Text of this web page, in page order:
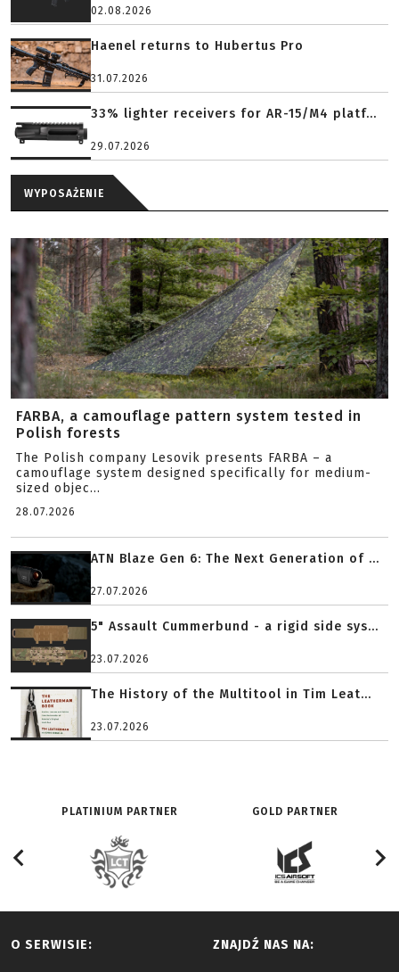
02.08.2026
Haenel returns to Hubertus Pro
31.07.2026
33% lighter receivers for AR-15/M4 platf...
29.07.2026
WYPOSAŻENIE
FARBA, a camouflage pattern system tested in
Polish forests
The Polish company Lesovik presents FARBA – a
camouflage system designed specifically for medium-
sized objec...
28.07.2026
ATN Blaze Gen 6: The Next Generation of ...
27.07.2026
5" Assault Cummerbund - a rigid side sys...
23.07.2026
The History of the Multitool in Tim Leat...
23.07.2026
PLATINIUM PARTNER GOLD PARTNER
O SERWISIE: ZNAJDŹ NAS NA: